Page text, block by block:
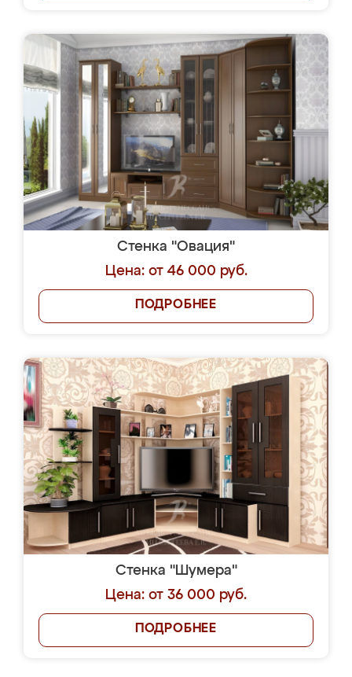
Стенка "Овация"
Цена: от 46 000 руб.
ПОДРОБНЕЕ
Стенка "Шумера"
Цена: от 36 000 руб.
ПОДРОБНЕЕ